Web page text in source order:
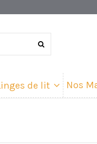
de lit Nos